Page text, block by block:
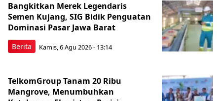
Berita
Bangkitkan Merek Legendaris
Semen Kujang, SIG Bidik Penguatan
Dominasi Pasar Jawa Barat
Kamis, 6 Agu 2026 - 13:14
TelkomGroup Tanam 20 Ribu
Mangrove, Menumbuhkan